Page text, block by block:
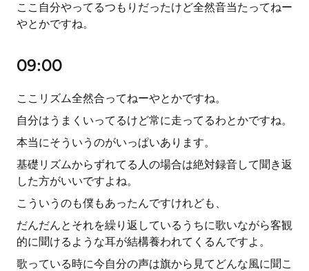
ここ自分やってるつもりだったけど全然音当たってねー
やとかですね。
09:00
ここリズム全然合ってねーやとかですね。
自分はうまくいってるけど常に走ってるわとかですね。
本当にそういうのがいっぱいあります。
基礎リズムからずれてる人の場合は絶対録音して聞き返
した方がいいですよね。
こういうのも僕もあったんですけれども、
だんだんとそれを繰り返しているうちに歌いながら客観
的に聞けるような耳が結構養われてくるんですよ。
歌っている時に今自分の声は旗から見てどんな風に聞こ